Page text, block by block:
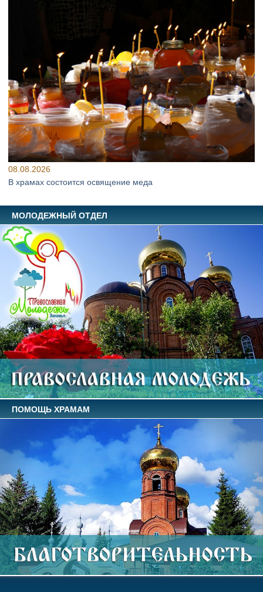
08.08.2026
В храмах состоится освящение меда
МОЛОДЕЖНЫЙ ОТДЕЛ
ПОМОЩЬ ХРАМАМ